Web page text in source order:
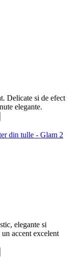
Delicate si de efect
elegante.
elegante si
accent excelent